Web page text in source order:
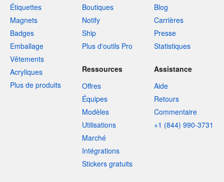
Étiquettes
Magnets
Badges
Emballage
Vêtements
Acryliques
Plus de produits
Boutiques
Notify
Ship
Plus d'outils Pro
Blog
Carrières
Presse
Statistiques
Ressources
Offres
Équipes
Modèles
Utilisations
Marché
Intégrations
Stickers gratuits
Assistance
Aide
Retours
Commentaire
+1 (844) 990-3731